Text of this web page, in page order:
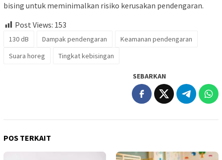
bising untuk meminimalkan risiko kerusakan pendengaran.
Post Views: 153
130 dB Dampak pendengaran
Keamanan pendengaran
Suara horeg
Tingkat kebisingan
SEBARKAN
POS TERKAIT